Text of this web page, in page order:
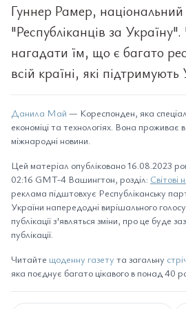
Гуннер Рамер,
"Республіканців за
нагадати їм, що є багато
всій країні, які підтримують
Данила Май — Кореспонден, яка
економіці та технологіях. Вона проживає
міжнародні новини.
Цей матеріал опубліковано 16.08.2023
02:16 GMT-4 Вашингтон, розділ: Світові
реклама підштовхує Республіканську
України напередодні вирішального
публікації з'являться зміни, про це буде
публікації.
Читайте щоденну газету та загальну
яка поєднує багато цікавого в понад 40